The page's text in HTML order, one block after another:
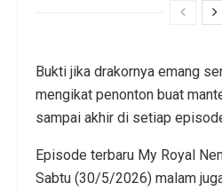
Bukti jika drakornya emang
mengikat penonton buat
sampai akhir di setiap
Episode terbaru My Royal
Sabtu (30/5/2026) malam